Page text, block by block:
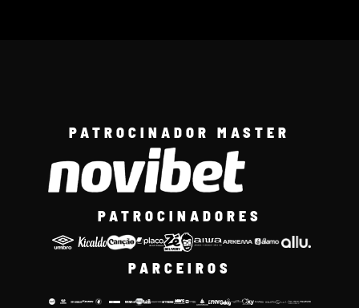
PATROCINADOR MASTER
PATROCINADORES
PARCEIROS